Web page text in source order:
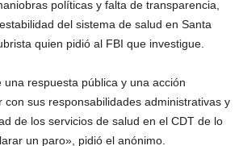
políticas y falta de transparencia,
del sistema de salud en Santa
quien pidió al FBI que investigue.
una respuesta pública y una acción
con sus responsabilidades administrativas y
de los servicios de salud en el CDT de lo
un paro», pidió el anónimo.